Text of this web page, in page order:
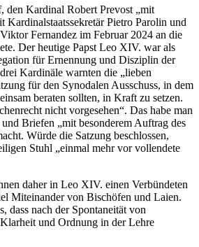
den Kardinal Robert Prevost „mit
Kardinalstaatssekretär Pietro Parolin und
Fernandez im Februar 2024 an die
Der heutige Papst Leo XIV. war als
für Ernennung und Disziplin der
Kardinäle warnten die „lieben
für den Synodalen Ausschuss, in dem
beraten sollten, in Kraft zu setzen.
nicht vorgesehen“. Das habe man
Briefen „mit besonderem Auftrag des
Würde die Satzung beschlossen,
Stuhl „einmal mehr vor vollendete
daher in Leo XIV. einen Verbündeten
Miteinander von Bischöfen und Laien.
dass nach der Spontaneität von
und Ordnung in der Lehre